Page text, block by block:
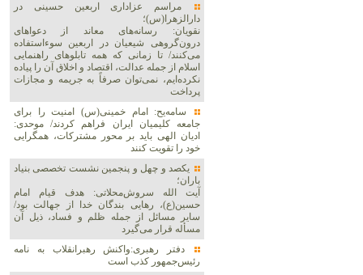
مراسم عزاداری اربعین حسینی در
دارالزهرا(س)؛
نقویان: رسانه‌های معاند از دعواهای
درون‌گروهی شیعیان در اربعین سوءاستفاده
می‌کنند/ تا زمانی که همه تابلوهای راهنمایی
اسلام از جمله عدالت، اقتصاد و اخلاق آن را پیاده
نکرده‌ایم، نمی‌توان صرفاً به جریمه و مجازات
پرداخت
سامه‌یح: امام خمینی(س) امنیت را برای
جامعه کلیمیان ایران فراهم کردند/ موحدی:
ادیان الهی باید بر محور مشترکات، همگرایی
خود را تقویت کنند
یکصد و چهل و پنجمین نشست تخصصی بنیاد
باران؛
آیت الله سروش‌محلاتی: هدف قیام امام
حسین(ع)، رهایی بندگان خدا از جهالت بود/
سایر مسائل از جمله ظلم و فساد، ذیل آن
مسأله قرار می‌گیرد
دفتر رهبری:واکنش رهبرانقلاب به نامه
رئیس‌جمهور کذب است